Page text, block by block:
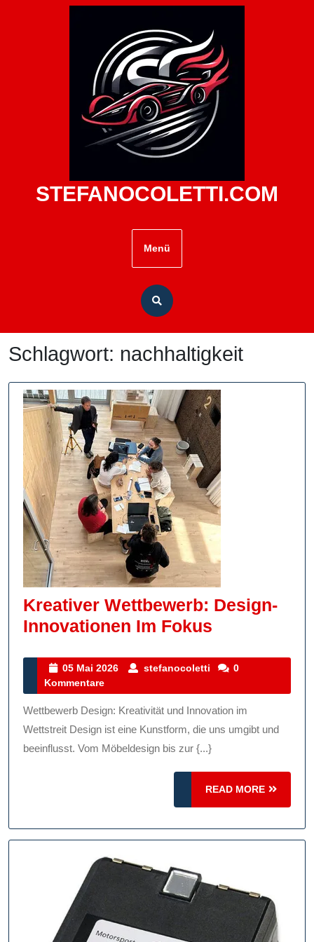
STEFANOCOLETTI.COM
Menü
Schlagwort: nachhaltigkeit
Kreativer Wettbewerb: Design-
Innovationen Im Fokus
Design-
Im
Fokus
05 Mai 2026
05
2026
stefanocoletti stefanocoletti
0
Kommentare
Wettbewerb Design: Kreativität und Innovation im
Wettstreit Design ist eine Kunstform, die uns umgibt und
beeinflusst. Vom Möbeldesign bis zur {...}
READ MORE
READ
MORE